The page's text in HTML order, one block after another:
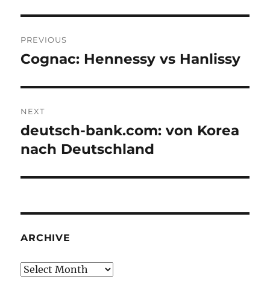
navigation
PREVIOUS
Previous
Cognac: Hennessy vs Hanlissy
NEXT
Next
post:
deutsch-bank.com: von Korea
nach Deutschland
ARCHIVE
Archive